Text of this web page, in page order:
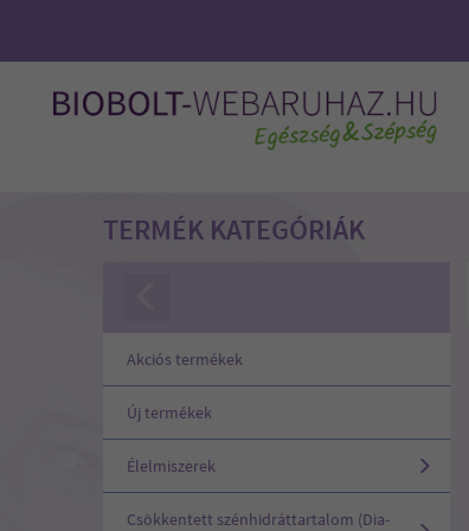
TERMÉK KATEGÓRIÁK
Akciós termékek
Új termékek
Élelmiszerek
Csökkentett szénhidráttartalom (Dia-